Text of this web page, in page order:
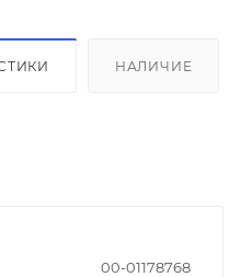
НАЛИЧИЕ
00-01178768